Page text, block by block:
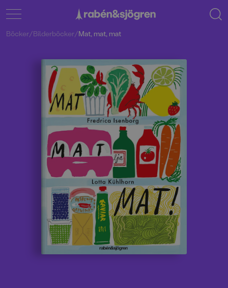
Böcker/Bilderböcker/Mat, mat, mat